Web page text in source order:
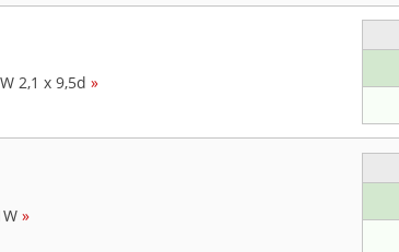
2,1 x 9,5d »
»